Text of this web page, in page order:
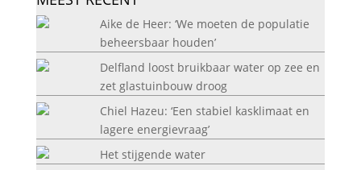
Aike de Heer: ‘We moeten de populatie
beheersbaar houden’
Delfland loost bruikbaar water op zee en
zet glastuinbouw droog
Chiel Hazeu: ‘Een stabiel kasklimaat en
lagere energievraag’
Het stijgende water